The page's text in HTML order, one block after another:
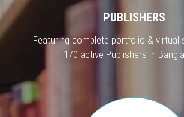
PUBLISHERS
Featuring complete portfolio &
170 active Publishers in